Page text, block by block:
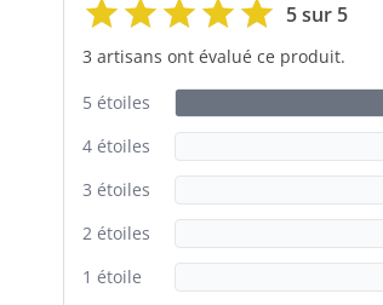
5 sur 5
3 artisans ont évalué ce produit.
5 étoiles
4 étoiles
3 étoiles
2 étoiles
1 étoile